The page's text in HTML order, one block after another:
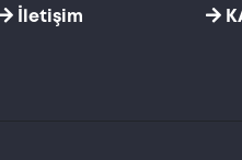
İletişim